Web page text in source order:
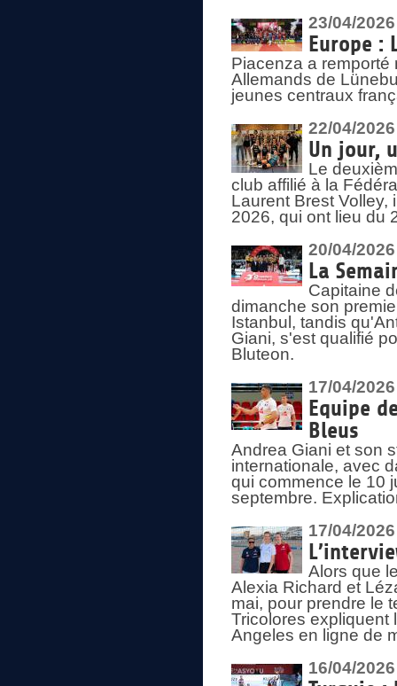
23/04/2026
Europe :
Piacenza a remporté
Allemands de
jeunes centraux
22/04/2026
Un jour,
Le
club affilié à la
Laurent Brest Volley,
2026, qui ont lieu du
20/04/2026
La
Capitaine
dimanche son
Istanbul, tandis
Giani, s'est qualifié
Bluteon.
17/04/2026
Equipe
Bleus
Andrea Giani et son
internationale, avec
qui commence le 10
septembre.
17/04/2026
Alors que
Alexia Richard et
mai, pour prendre le
Tricolores expliquent
Angeles en ligne de
16/04/2026